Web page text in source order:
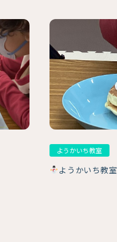
ようかいち教室
ようかいち教室